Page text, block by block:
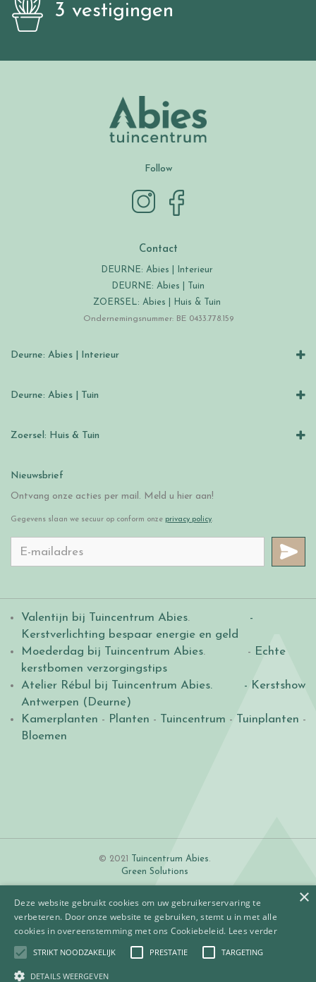
3 vestigingen
Follow
Contact
DEURNE: Abies | Interieur
DEURNE: Abies | Tuin
ZOERSEL: Abies | Huis & Tuin
Ondernemingsnummer: BE 0433.778.159
Deurne: Abies | Interieur
Deurne: Abies | Tuin
Zoersel: Huis & Tuin
Nieuwsbrief
Ontvang onze acties per mail. Meld u hier aan!
Gegevens slaan we secuur op conform onze privacy policy.
Valentijn bij Tuincentrum Abies.
-
Kerstverlichting bespaar energie en geld
Moederdag bij Tuincentrum Abies. - Echte
kerstbomen verzorgingstips
Atelier Rébul bij Tuincentrum Abies.
- Kerstshow
Antwerpen (Deurne)
Kamerplanten - Planten - Tuincentrum - Tuinplanten -
Bloemen
© 2021 Tuincentrum Abies.
Green Solutions
Algemene voorwaarden
×
Deze website gebruikt cookies om uw gebruikerservaring te
verbeteren. Door onze website te gebruiken, stemt u in met alle
cookies in overeenstemming met ons Cookiebeleid. Lees verder
STRIKT NOODZAKELIJK PRESTATIE TARGETING
DETAILS WEERGEVEN